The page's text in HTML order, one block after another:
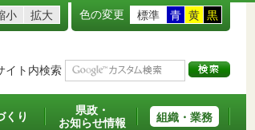
小 拡大 色の変更 標準 青 黄 黒
イト内検索
くり
県政・
お知らせ情報
組織・業務